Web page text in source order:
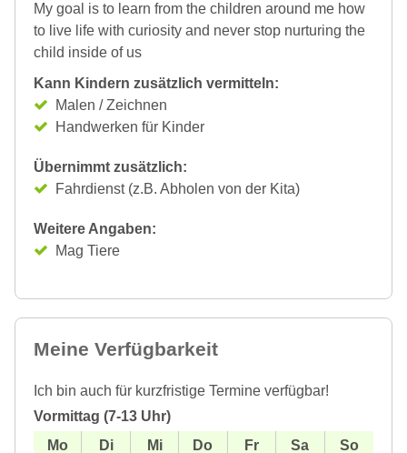
My goal is to learn from the children around me how
to live life with curiosity and never stop nurturing the
child inside of us
Kann Kindern zusätzlich vermitteln:
Malen / Zeichnen
Handwerken für Kinder
Übernimmt zusätzlich:
Fahrdienst (z.B. Abholen von der Kita)
Weitere Angaben:
Mag Tiere
Meine Verfügbarkeit
Ich bin auch für kurzfristige Termine verfügbar!
Vormittag (7-13 Uhr)